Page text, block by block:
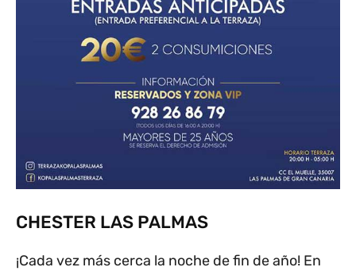
CHESTER LAS PALMAS
¡Cada vez más cerca la noche de fin de año! En